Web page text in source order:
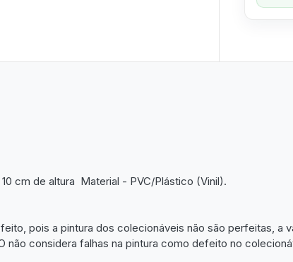
cm de altura Material - PVC/Plástico (Vinil).
pois a pintura dos colecionáveis não são perfeitas, a
não considera falhas na pintura como defeito no